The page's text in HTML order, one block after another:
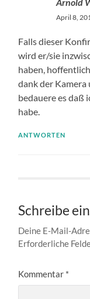
April 8,
Falls dieser
wird er/sie
haben,
dank der Kamera
bedauere es daß
habe.
ANTWORTEN
Schreibe
Deine E-Mail-
Erforderliche
Kommentar *